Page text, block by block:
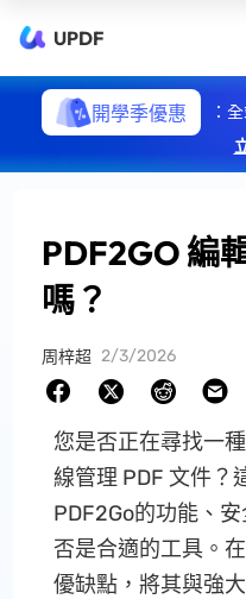
UPDF
開學季優惠
：
PDF2GO 編
嗎？
周梓超 2/3/2026
您是否正在尋找一
線管理 PDF 文件？
PDF2Go的功能、
否是合適的工具。
優缺點，將其與強